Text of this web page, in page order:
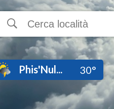
Phis'Nul... 30°